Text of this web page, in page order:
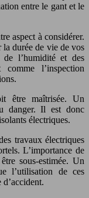
entre le gant et le
aspect à considérer.
durée de vie de vos
l’humidité et des
l’inspection
être maîtrisée. Un
danger. Il est donc
électriques.
travaux électriques
L’importance de
sous-estimée. Un
l’utilisation de ces